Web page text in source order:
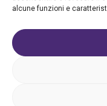
alcune funzioni e